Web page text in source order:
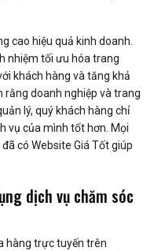
cao hiệu quả kinh doanh.
nhiệm tối ưu hóa trang
khách hàng và tăng khả
rằng doanh nghiệp và trang
lý, quý khách hàng chỉ
vụ của mình tốt hơn. Mọi
có Website Giá Tốt giúp
dịch vụ chăm sóc
hàng trực tuyến trên